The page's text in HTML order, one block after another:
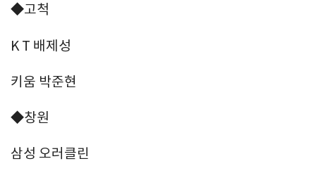
◆고척
K T 배제성
키움 박준현
◆창원
삼성 오러클린